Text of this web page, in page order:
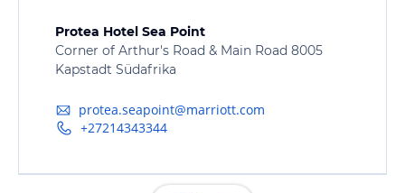
Protea Hotel Sea Point
Corner of Arthur's Road & Main Road 8005
Kapstadt Südafrika
protea.seapoint@marriott.com
+27214343344